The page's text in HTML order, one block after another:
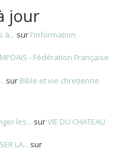
jour
à... sur l'information
- Fédération Française
sur Bible et vie chretienne
les... surVIE DU CHATEAU
LA... sur